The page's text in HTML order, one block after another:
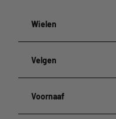
Wielen
Velgen
Voornaaf